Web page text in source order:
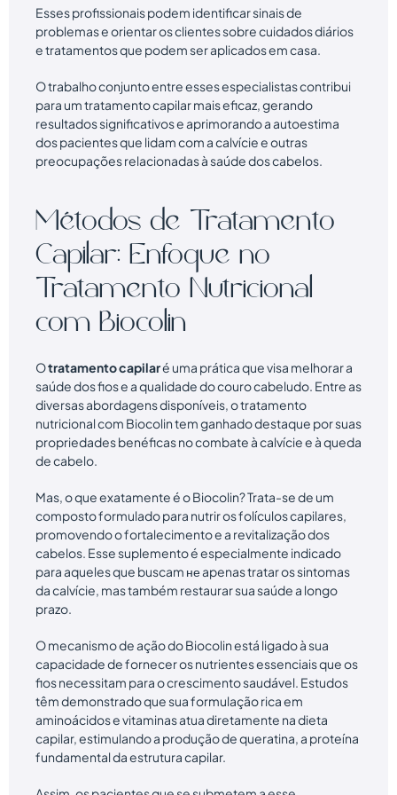
Esses profissionais podem identificar sinais de
problemas e orientar os clientes sobre cuidados diários
e tratamentos que podem ser aplicados em casa.
O trabalho conjunto entre esses especialistas contribui
para um tratamento capilar mais eficaz, gerando
resultados significativos e aprimorando a autoestima
dos pacientes que lidam com a calvície e outras
preocupações relacionadas à saúde dos cabelos.
Métodos de Tratamento
Capilar: Enfoque no
Tratamento Nutricional
com Biocolin
Otratamento capilaré uma prática que visa melhorar a
saúde dos fios e a qualidade do couro cabeludo. Entre as
diversas abordagens disponíveis, o tratamento
nutricional com Biocolin tem ganhado destaque por suas
propriedades benéficas no combate à calvície e à queda
de cabelo.
Mas, o que exatamente é o Biocolin? Trata-se de um
composto formulado para nutrir os folículos capilares,
promovendo o fortalecimento e a revitalização dos
cabelos. Esse suplemento é especialmente indicado
para aqueles que buscam не apenas tratar os sintomas
da calvície, mas também restaurar sua saúde a longo
prazo.
O mecanismo de ação do Biocolin está ligado à sua
capacidade de fornecer os nutrientes essenciais que os
fios necessitam para o crescimento saudável. Estudos
têm demonstrado que sua formulação rica em
aminoácidos e vitaminas atua diretamente na dieta
capilar, estimulando a produção de queratina, a proteína
fundamental da estrutura capilar.